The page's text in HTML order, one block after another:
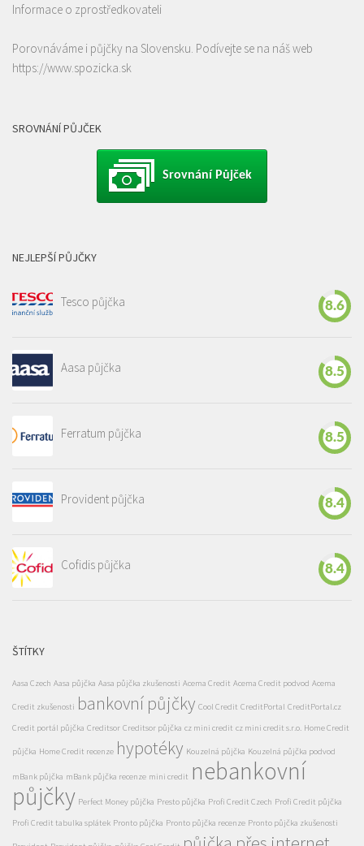
Informace o zprostředkovateli
Porovnáváme i půjčky na Slovensku. Podívejte se na náš web
https://www.spozicka.sk
SROVNÁNÍ PŮJČEK
Srovnání Půjček
NEJLEPŠÍ PŮJČKY
Tesco půjčka 8.6
Aasa půjčka 8.5
Ferratum půjčka 8.5
Provident půjčka 8.4
Cofidis půjčka 8.4
ŠTÍTKY
Aasa Czech Aasa půjčka Aasa půjčka zkušenosti Acema Credit Acema Credit podvod Acema
Credit zkušenosti bankovní půjčky Cool Credit CreditPortal CreditPortal.cz
Credit portál půjčka Creditsor Creditsor půjčka cz mini credit cz mini credit s.r.o. Home Credit
půjčka Home Credit recenze hypotéky Kouzelná půjčka Kouzelná půjčka podvod
mBank půjčka mBank půjčka recenze mini credit nebankovní
půjčky Perfect Money půjčka Presto půjčka Profi Credit Czech Profi Credit půjčka
Profi Credit tabulka splátek Pronto půjčka Pronto půjčka recenze Pronto půjčka zkušenosti